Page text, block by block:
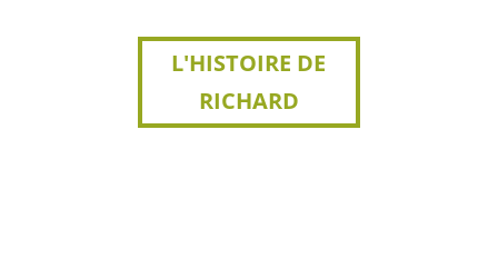
L'HISTOIRE DE
RICHARD